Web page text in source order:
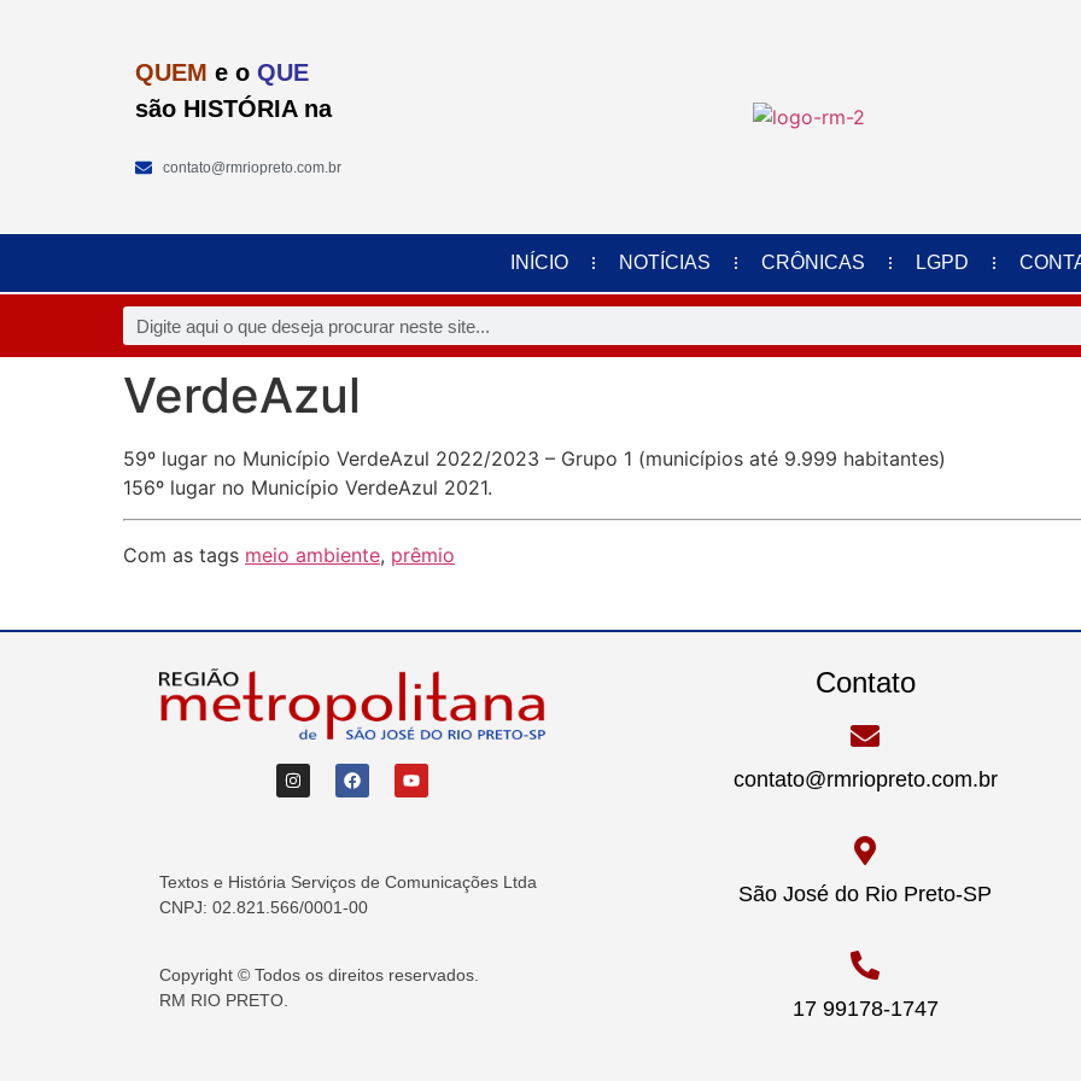
QUEM e o QUE
são HISTÓRIA na
contato@rmriopreto.com.br
INÍCIO NOTÍCIAS CRÔNICAS LGPD
VerdeAzul
59º lugar no Município VerdeAzul 2022/2023 – Grupo 1 (municípios até 9.999 habitantes)
156º lugar no Município VerdeAzul 2021.
Com as tags meio ambiente, prêmio
Textos e História Serviços de Comunicações Ltda
CNPJ: 02.821.566/0001-00
Copyright © Todos os direitos reservados.
RM RIO PRETO.
Contato
contato@rmriopreto.com.br
São José do Rio Preto-SP
17 99178-1747